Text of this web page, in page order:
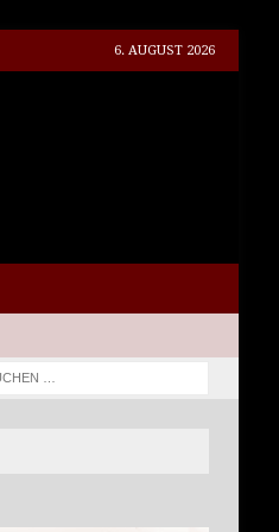
6. AUGUST 2026